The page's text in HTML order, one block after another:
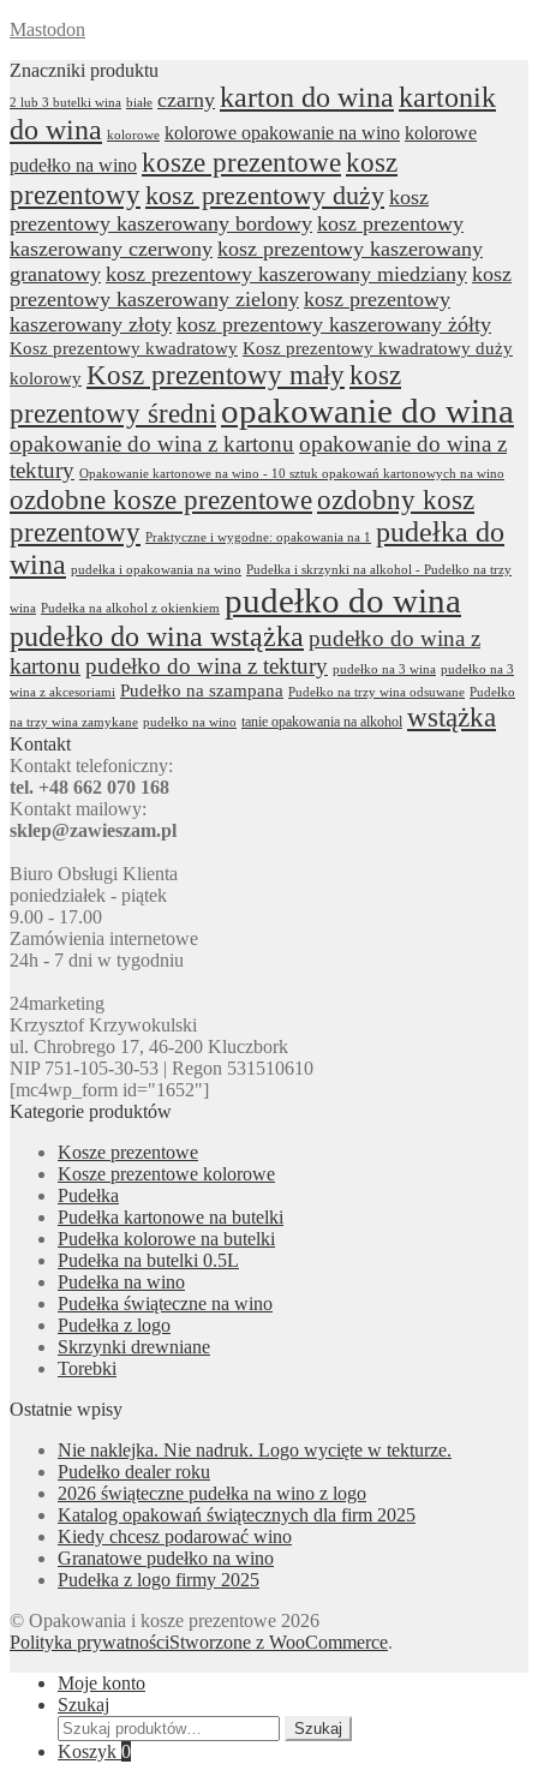
Mastodon
Znaczniki produktu
2 lub 3 butelki wina białe czarny karton do wina kartonik
do wina kolorowe kolorowe opakowanie na wino kolorowe
pudełko na wino kosze prezentowekosz
prezentowykosz prezentowy duży kosz
prezentowy kaszerowany bordowy kosz prezentowy
kaszerowany czerwony kosz prezentowy kaszerowany
granatowy kosz prezentowy kaszerowany miedziany kosz
prezentowy kaszerowany zielony kosz prezentowy
kaszerowany złoty kosz prezentowy kaszerowany żółty
Kosz prezentowy kwadratowy Kosz prezentowy kwadratowy duży
kolorowy Kosz prezentowy małykosz
prezentowy średni opakowanie do wina
opakowanie do wina z kartonu opakowanie do wina z
tektury Opakowanie kartonowe na wino - 10 sztuk opakowań kartonowych na wino
ozdobne kosze prezentoweozdobny kosz
prezentowy Praktyczne i wygodne: opakowania na 1
pudełka do
wina pudełka i opakowania na wino Pudełka i skrzynki na alkohol - Pudełko na trzy
wina Pudełka na alkohol z okienkiem pudełko do wina
pudełko do wina wstążka pudełko do wina z
kartonu pudełko do wina z tektury pudełko na 3 wina pudełko na 3
wina z akcesoriami Pudełko na szampana Pudełko na trzy wina odsuwane Pudełko
na trzy wina zamykane pudełko na wino tanie opakowania na alkohol wstążka
Kontakt
Kontakt telefoniczny:
tel. +48 662 070 168
Kontakt mailowy:
sklep@zawieszam.pl
Biuro Obsługi Klienta
poniedziałek - piątek
9.00 - 17.00
Zamówienia internetowe
24h - 7 dni w tygodniu
24marketing
Krzysztof Krzywokulski
ul. Chrobrego 17, 46-200 Kluczbork
NIP 751-105-30-53 | Regon 531510610
[mc4wp_form id="1652"]
Kategorie produktów
Kosze prezentowe
Kosze prezentowe kolorowe
Pudełka
Pudełka kartonowe na butelki
Pudełka kolorowe na butelki
Pudełka na butelki 0.5L
Pudełka na wino
Pudełka świąteczne na wino
Pudełka z logo
Skrzynki drewniane
Torebki
Ostatnie wpisy
Nie naklejka. Nie nadruk. Logo wycięte w tekturze.
Pudełko dealer roku
2026 świąteczne pudełka na wino z logo
Katalog opakowań świątecznych dla firm 2025
Kiedy chcesz podarować wino
Granatowe pudełko na wino
Pudełka z logo firmy 2025
© Opakowania i kosze prezentowe 2026
Polityka prywatnościStworzone z WooCommerce.
Moje konto
Szukaj
Szukaj:
Szukaj
Koszyk 0